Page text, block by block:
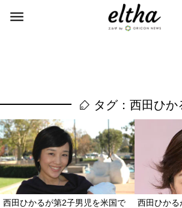
タグ：西田ひか
西田ひかるが第2子男児を米国で
西田ひか